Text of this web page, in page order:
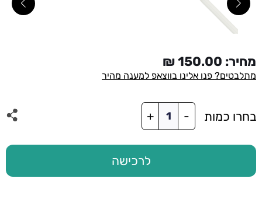
מחיר: 150.00
₪
מתלבטים? פנו אלינו בווצאפ למענה מהיר
בחרו כמות -
של
מוט
תלייה
לבן
+
לרכישה